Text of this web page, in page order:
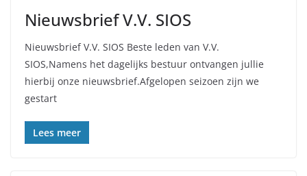
Nieuwsbrief V.V. SIOS
Nieuwsbrief V.V. SIOS Beste leden van V.V.
SIOS,Namens het dagelijks bestuur ontvangen jullie
hierbij onze nieuwsbrief.Afgelopen seizoen zijn we
gestart
Lees meer